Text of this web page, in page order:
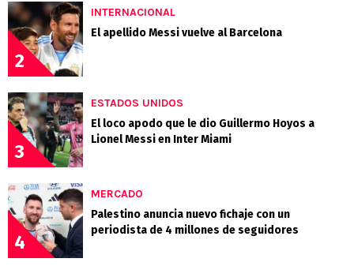
2
INTERNACIONAL
El apellido Messi vuelve al Barcelona
3
ESTADOS UNIDOS
El loco apodo que le dio Guillermo Hoyos a
Lionel Messi en Inter Miami
4
MERCADO
Palestino anuncia nuevo fichaje con un
periodista de 4 millones de seguidores